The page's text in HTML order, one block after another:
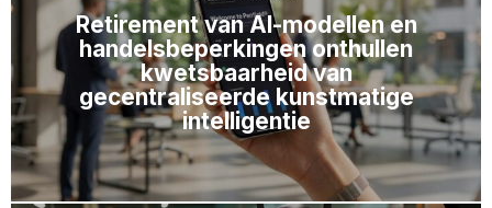
Retirement van AI-modellen en
handelsbeperkingen onthullen
kwetsbaarheid van
gecentraliseerde kunstmatige
intelligentie